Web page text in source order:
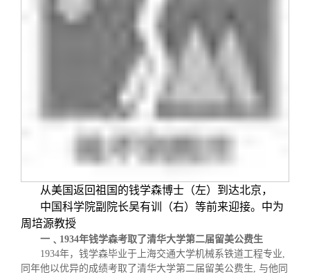
从美国返回祖国的钱学森博士（左）到 达北京，
中国科学院副院长吴有训（右）等前来迎接。中为
周培源教授
一﹑1934年钱学森考取了清华大学第二届留美公费生
1934年，钱学森毕业于上海交通大学机械系铁道工程专业,
同年他以优异的成绩考取了清华大学第二届留美公费生, 与他同